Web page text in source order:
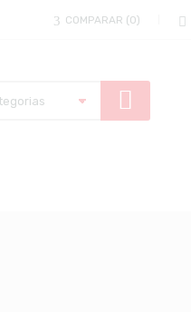
COMPARAR 0